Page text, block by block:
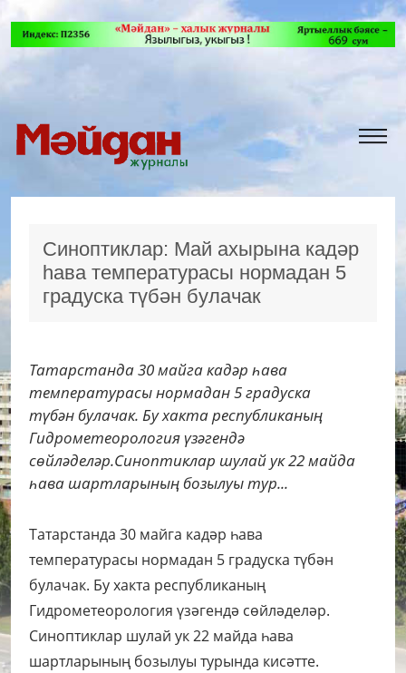
Синоптиклар: Май ахырына кадәр
һава температурасы нормадан 5
градуска түбән булачак
Татарстанда 30 майга кадәр һава
температурасы нормадан 5 градуска
түбән булачак. Бу хакта республиканың
Гидрометеорология үзәгендә
сөйләделәр.Синоптиклар шулай ук 22 майда
һава шартларының бозылуы тур...
Татарстанда 30 майга кадәр һава
температурасы нормадан 5 градуска түбән
булачак. Бу хакта республиканың
Гидрометеорология үзәгендә сөйләделәр.
Синоптиклар шулай ук 22 майда һава
шартларының бозылуы турында кисәтте.